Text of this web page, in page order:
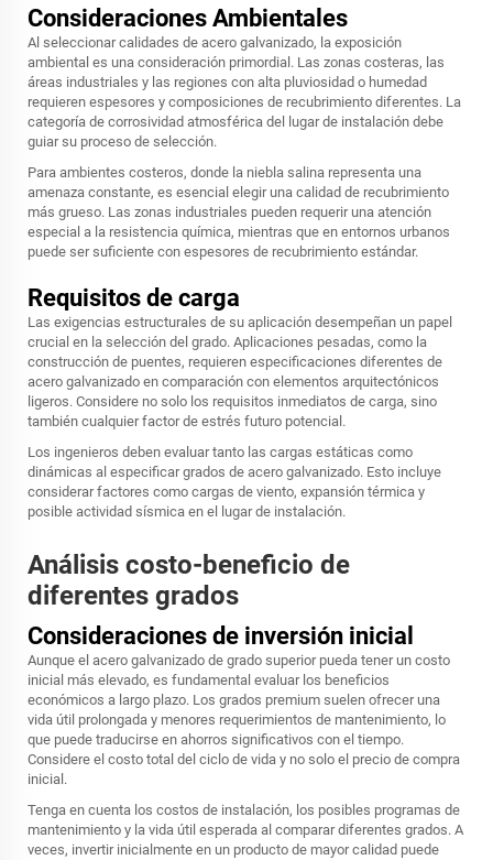
Consideraciones Ambientales
Al seleccionar calidades de acero galvanizado, la exposición
ambiental es una consideración primordial. Las zonas costeras, las
áreas industriales y las regiones con alta pluviosidad o humedad
requieren espesores y composiciones de recubrimiento diferentes. La
categoría de corrosividad atmosférica del lugar de instalación debe
guiar su proceso de selección.
Para ambientes costeros, donde la niebla salina representa una
amenaza constante, es esencial elegir una calidad de recubrimiento
más grueso. Las zonas industriales pueden requerir una atención
especial a la resistencia química, mientras que en entornos urbanos
puede ser suficiente con espesores de recubrimiento estándar.
Requisitos de carga
Las exigencias estructurales de su aplicación desempeñan un papel
crucial en la selección del grado. Aplicaciones pesadas, como la
construcción de puentes, requieren especificaciones diferentes de
acero galvanizado en comparación con elementos arquitectónicos
ligeros. Considere no solo los requisitos inmediatos de carga, sino
también cualquier factor de estrés futuro potencial.
Los ingenieros deben evaluar tanto las cargas estáticas como
dinámicas al especificar grados de acero galvanizado. Esto incluye
considerar factores como cargas de viento, expansión térmica y
posible actividad sísmica en el lugar de instalación.
Análisis costo-beneficio de
diferentes grados
Consideraciones de inversión inicial
Aunque el acero galvanizado de grado superior pueda tener un costo
inicial más elevado, es fundamental evaluar los beneficios
económicos a largo plazo. Los grados premium suelen ofrecer una
vida útil prolongada y menores requerimientos de mantenimiento, lo
que puede traducirse en ahorros significativos con el tiempo.
Considere el costo total del ciclo de vida y no solo el precio de compra
inicial.
Tenga en cuenta los costos de instalación, los posibles programas de
mantenimiento y la vida útil esperada al comparar diferentes grados. A
veces, invertir inicialmente en un producto de mayor calidad puede